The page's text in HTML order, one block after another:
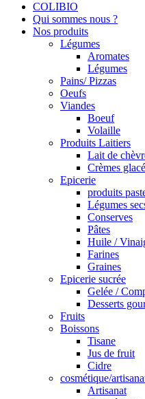
COLIBIO
Qui sommes nous ?
Nos produits
Légumes
Aromates
Légumes
Pains/ Pizzas
Oeufs
Viandes
Boeuf
Volaille
Produits Laitiers
Lait de
Crèmes
Epicerie
produits
Légumes
Conserves
Pâtes
Huile /
Farines
Graines
Epicerie sucrée
Gelée /
Desserts
Fruits
Boissons
Tisane
Jus de fruit
Cidre
cosmétique/
Artisanat